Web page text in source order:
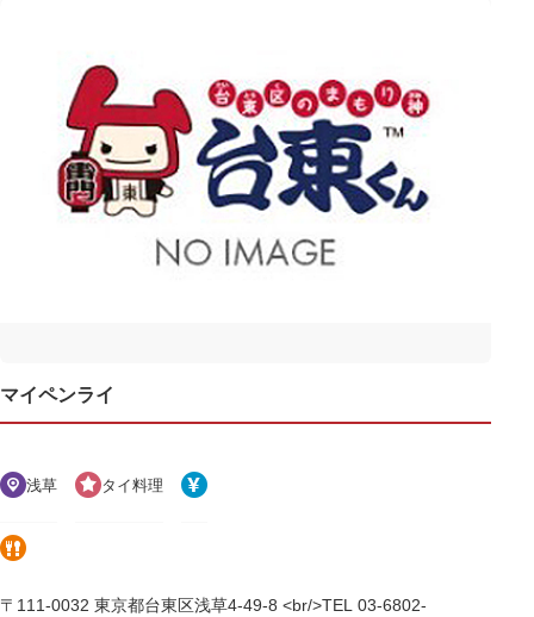
マイペンライ
浅草 タイ料理
〒111-0032 東京都台東区浅草4-49-8 <br/>TEL 03-6802-